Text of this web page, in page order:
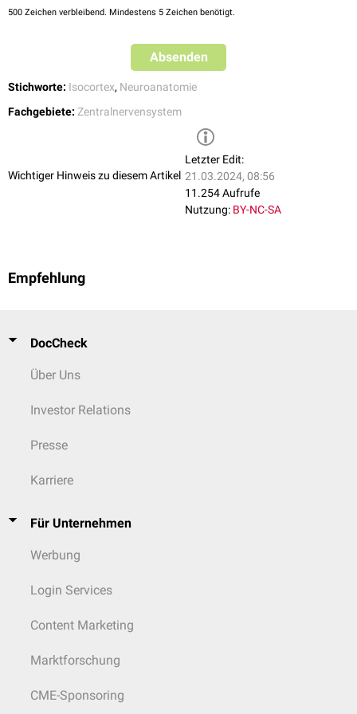
500 Zeichen verbleibend. Mindestens 5 Zeichen benötigt.
Absenden
Stichworte: Isocortex, Neuroanatomie
Fachgebiete: Zentralnervensystem
Wichtiger Hinweis zu diesem Artikel
Letzter Edit:
21.03.2024, 08:56
11.254 Aufrufe
Nutzung: BY-NC-SA
Empfehlung
DocCheck
Über Uns
Investor Relations
Presse
Karriere
Für Unternehmen
Werbung
Login Services
Content Marketing
Marktforschung
CME-Sponsoring